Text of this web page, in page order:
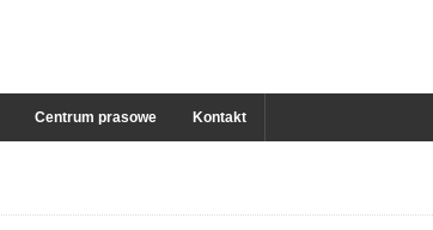
Centrum prasowe Kontakt